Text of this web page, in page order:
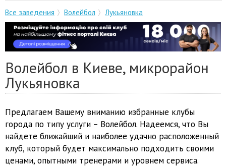
Все заведения Волейбол Лукьяновка
Волейбол в Киеве, микрорайон
Лукьяновка
Предлагаем Вашему вниманию избранные клубы
города по типу услуги – Волейбол. Надеемся, что Вы
найдете ближайший и наиболее удачно расположенный
клуб, который будет максимально подходить своими
ценами, опытными тренерами и уровнем сервиса.